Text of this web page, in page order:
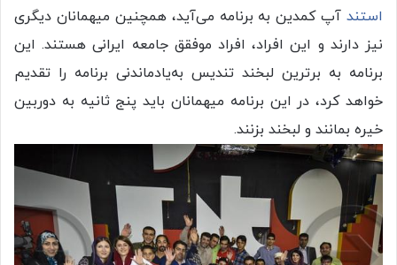
استند آپ کمدین به برنامه می‌آید، همچنین میهمانان دیگری
نیز دارند و این افراد، افراد موفقق جامعه ایرانی هستند. این
برنامه به برترین لبخند تندیس به‌یادماندنی برنامه را تقدیم
خواهد کرد، در این برنامه میهمانان باید پنج ثانیه به دوربین
خیره بمانند و لبخند بزنند.